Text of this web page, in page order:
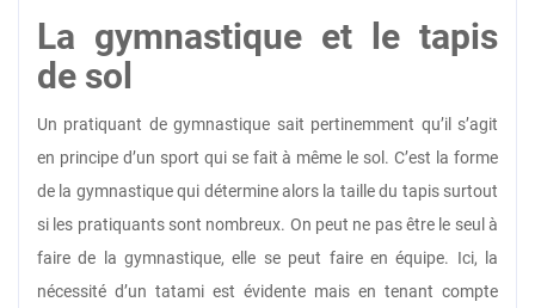
La gymnastique et le tapis
de sol
Un pratiquant de gymnastique sait pertinemment qu’il s’agit
en principe d’un sport qui se fait à même le sol. C’est la forme
de la gymnastique qui détermine alors la taille du tapis surtout
si les pratiquants sont nombreux. On peut ne pas être le seul à
faire de la gymnastique, elle se peut faire en équipe. Ici, la
nécessité d’un tatami est évidente mais en tenant compte